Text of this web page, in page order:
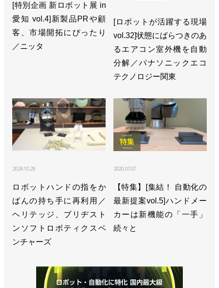
[特別企画 新ロボット展 in
愛知 vol.4]新製品PRや顧
客、市場開拓にぴったり
／ニッタ
[ロボットが活躍する現場
vol.32]状態にばらつきのあ
るエアコン室外機を自動
分解／パナソニックエコ
テクノロジー関東
2024.10.29
ロボットハンドの指をか
ばんの持ち手に再利用／
ヘリテッジ、ブリヂスト
ンソフトロボティクスベ
ンチャーズ
2020.07.07
【特集】[集結！ 自動化の
最新提案vol.5]ハンドメー
カーは新機能の「一手」
続々と